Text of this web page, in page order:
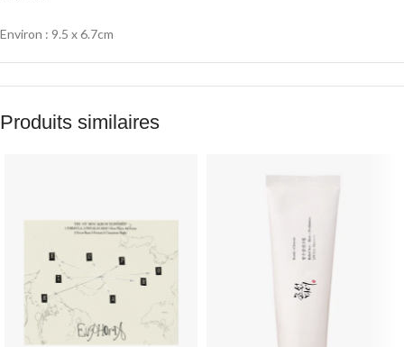
Environ : 9.5 x 6.7cm
Produits similaires